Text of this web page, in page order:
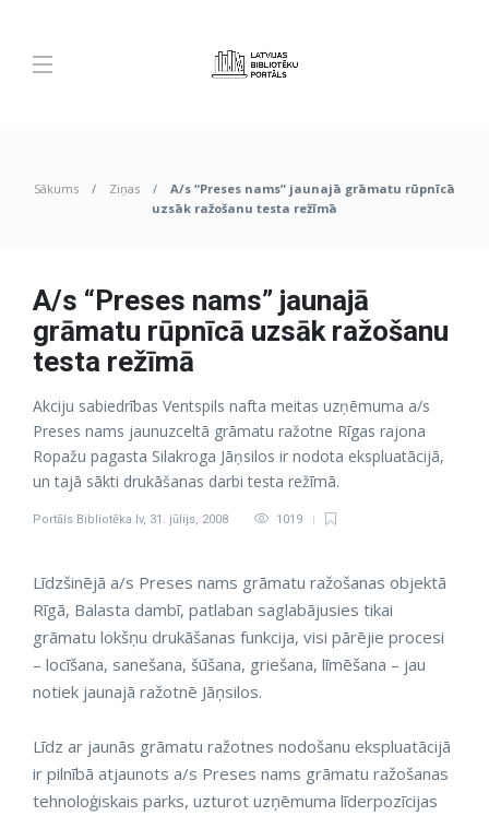
Sākums Ziņas
A/s “Preses nams” jaunajā grāmatu rūpnīcā
uzsāk ražošanu testa režīmā
A/s “Preses nams” jaunajā
grāmatu rūpnīcā uzsāk ražošanu
testa režīmā
Akciju sabiedrības Ventspils nafta meitas uzņēmuma a/s
Preses nams jaunuzceltā grāmatu ražotne Rīgas rajona
Ropažu pagasta Silakroga Jāņsilos ir nodota ekspluatācijā,
un tajā sākti drukāšanas darbi testa režīmā.
Portāls Bibliotēka.lv, 31. jūlijs, 2008 1019
Līdzšinējā a/s Preses nams grāmatu ražošanas objektā
Rīgā, Balasta dambī, patlaban saglabājusies tikai
grāmatu lokšņu drukāšanas funkcija, visi pārējie procesi
– locīšana, sanešana, šūšana, griešana, līmēšana – jau
notiek jaunajā ražotnē Jāņsilos.
Līdz ar jaunās grāmatu ražotnes nodošanu ekspluatācijā
ir pilnībā atjaunots a/s Preses nams grāmatu ražošanas
tehnoloģiskais parks, uzturot uzņēmuma līderpozīcijas